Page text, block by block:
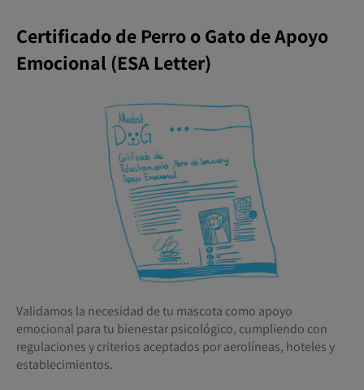
Certificado de Perro o Gato de Apoyo
Emocional (ESA Letter)
Validamos la necesidad de tu mascota como apoyo
emocional para tu bienestar psicológico, cumpliendo con
regulaciones y criterios aceptados por aerolíneas, hoteles y
establecimientos.